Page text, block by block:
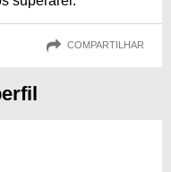
COMPARTILHAR